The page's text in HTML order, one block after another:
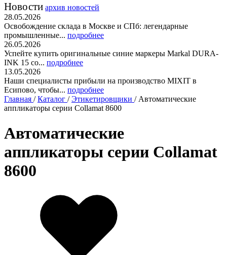
Новости архив новостей
28.05.2026
Освобождение склада в Москве и СПб: легендарные
промышленные... подробнее
26.05.2026
Успейте купить оригинальные синие маркеры Markal DURA-
INK 15 со... подробнее
13.05.2026
Наши специалисты прибыли на производство MIXIT в
Есипово, чтобы... подробнее
Главная /Каталог / Этикетировщики / Автоматические
аппликаторы серии Collamat 8600
Автоматические
аппликаторы серии Collamat
8600